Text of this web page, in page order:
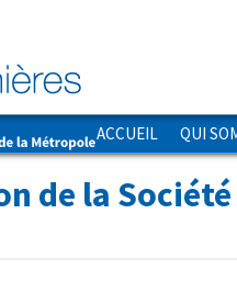
ACCUEIL QUI
de la Société